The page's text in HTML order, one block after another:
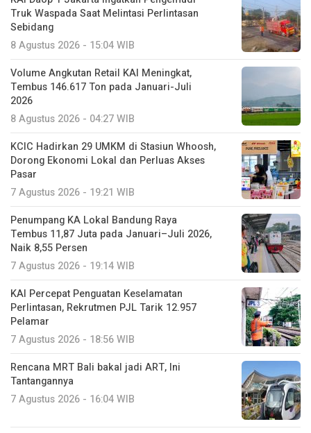
Truk Waspada Saat Melintasi Perlintasan
Sebidang
8 Agustus 2026 - 15:04 WIB
Volume Angkutan Retail KAI Meningkat,
Tembus 146.617 Ton pada Januari-Juli
2026
8 Agustus 2026 - 04:27 WIB
KCIC Hadirkan 29 UMKM di Stasiun Whoosh,
Dorong Ekonomi Lokal dan Perluas Akses
Pasar
7 Agustus 2026 - 19:21 WIB
Penumpang KA Lokal Bandung Raya
Tembus 11,87 Juta pada Januari–Juli 2026,
Naik 8,55 Persen
7 Agustus 2026 - 19:14 WIB
KAI Percepat Penguatan Keselamatan
Perlintasan, Rekrutmen PJL Tarik 12.957
Pelamar
7 Agustus 2026 - 18:56 WIB
Rencana MRT Bali bakal jadi ART, Ini
Tantangannya
7 Agustus 2026 - 16:04 WIB